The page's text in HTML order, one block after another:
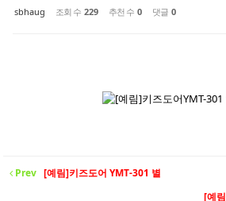
sbhaug 조회 수 229 추천 수 0 댓글 0
Prev [예림]키즈도어 YMT-301 별
[예